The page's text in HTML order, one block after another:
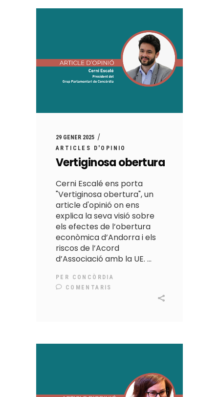
29 GENER 2025
ARTICLES D'OPINIO
Vertiginosa obertura
Cerni Escalé ens porta
"Vertiginosa obertura", un
article d'opinió on ens
explica la seva visió sobre
els efectes de l’obertura
econòmica d’Andorra i els
riscos de l’Acord
d’Associació amb la UE.
PER CONCÒRDIA
COMENTARIS